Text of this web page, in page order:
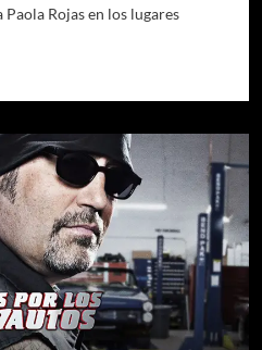
Rojas en los lugares